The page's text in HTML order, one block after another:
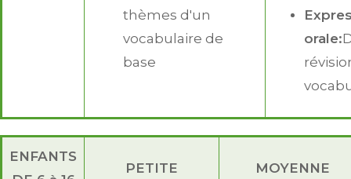
thèmes d'un
vocabulaire de
base
orale:
ENFANTS
PETITE
MOYENNE